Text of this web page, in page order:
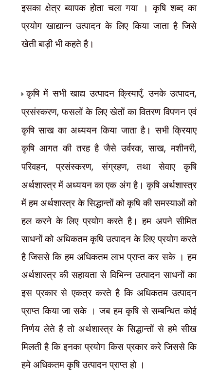
इसका क्षेत्र ब्यापक होता चला गया । कृषि शब्द का
प्रयोग खाद्यान्न उत्पादन के लिए किया जाता है जिसे
खेती बाड़ी भी कहते है।
कृषि में सभी खाद्य उत्पादन क्रियाएँ,उनके उत्पादन,
प्रसंस्करण,फसलों के लिए खेतों का वितरण विपणन एवं
कृषि साख का अध्ययन किया जाता है। सभी क्रियाए
कृषि आगत की तरह है जैसे उर्वरक,साख,मशीनरी,
परिवहन,प्रसंस्करण,संग्रहण,तथा सेवाए कृषि
अर्थशास्त्र में अध्ययन का एक अंग है। कृषि अर्थशास्त्र
में हम अर्थशास्त्र के सिद्धान्तों को कृषि की समस्याओं को
हल करने के लिए प्रयोग करते है। हम अपने सीमित
साधनों को अधिकतम कृषि उत्पादन के लिए प्रयोग करते
है जिससे कि हम अधिकतम लाभ प्राप्त कर सके । हम
अर्थशास्त्र की सहायता से विभिन्न उत्पादन साधनों का
इस प्रकार से एकत्र करते है कि अधिकतम उत्पादन
प्राप्त किया जा सके । जब हम कृषि से सम्बन्धित कोई
निर्णय लेते है तो अर्थशास्त्र के सिद्धान्तों से हमे सीख
मिलती है कि इनका प्रयोग किस प्रकार करे जिससे कि
हमे अधिकतम कृषि उत्पादन प्राप्त हो ।